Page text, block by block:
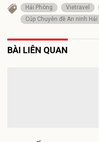
Hải Phòng Vietravel
Cúp Chuyên đề An ninh Hải
BÀI LIÊN QUAN